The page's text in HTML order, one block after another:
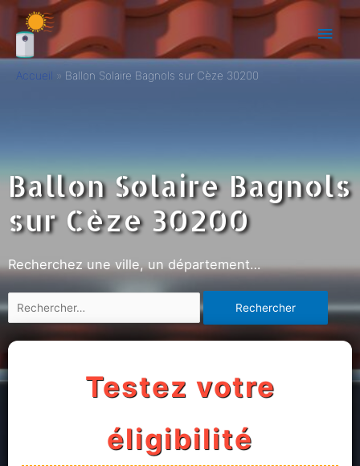
Accueil Ballon Solaire Bagnols sur Cèze 30200
Ballon Solaire Bagnols
sur Cèze 30200
Recherchez une ville, un département…
Testez votre
éligibilité